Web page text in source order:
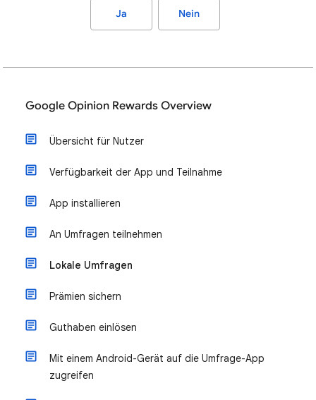
Ja Nein
Google Opinion Rewards Overview
Übersicht für Nutzer
Verfügbarkeit der App und Teilnahme
App installieren
An Umfragen teilnehmen
Lokale Umfragen
Prämien sichern
Guthaben einlösen
Mit einem Android-Gerät auf die Umfrage-App
zugreifen